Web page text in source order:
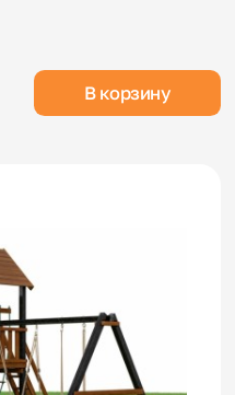
В корзину